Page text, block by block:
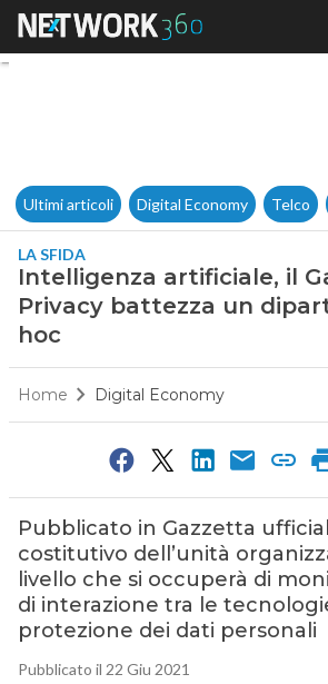
Intelligenza
Ultimi articoli Digital Economy Telco
LA SFIDA
Intelligenza artificiale, il
Privacy battezza un
hoc
Home Digital Economy
Pubblicato in Gazzetta
costitutivo dell’unità
livello che si occuperà di
di interazione tra le
protezione dei dati personali
Pubblicato il 22 Giu 2021